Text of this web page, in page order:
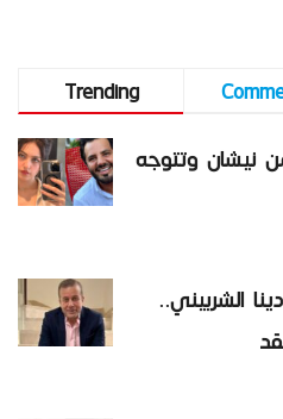
Trending
نيشان وتتوجه
الشربيني..